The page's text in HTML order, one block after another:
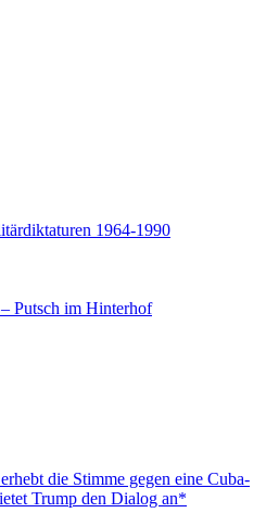
1964-1990
Putsch im Hinterhof
die Stimme gegen eine Cuba-
Trump den Dialog an*